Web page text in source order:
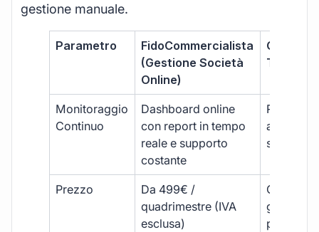
gestione manuale.
Parametro
FidoCommercialista
(Gestione Società
Online)
Monitoraggio
Continuo
Dashboard online
con report in tempo
reale e supporto
costante
Report
sporadici
Prezzo
Da 499€ /
quadrimestre (IVA
esclusa)
Costi
più